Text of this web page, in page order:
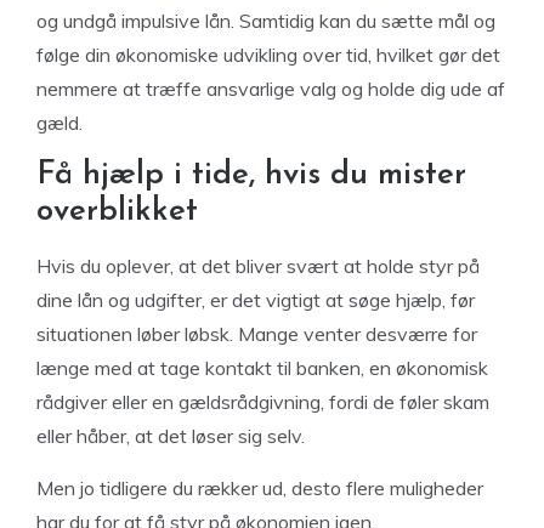
og undgå impulsive lån. Samtidig kan du sætte mål og
følge din økonomiske udvikling over tid, hvilket gør det
nemmere at træffe ansvarlige valg og holde dig ude af
gæld.
Få hjælp i tide, hvis du mister
overblikket
Hvis du oplever, at det bliver svært at holde styr på
dine lån og udgifter, er det vigtigt at søge hjælp, før
situationen løber løbsk. Mange venter desværre for
længe med at tage kontakt til banken, en økonomisk
rådgiver eller en gældsrådgivning, fordi de føler skam
eller håber, at det løser sig selv.
Men jo tidligere du rækker ud, desto flere muligheder
har du for at få styr på økonomien igen.